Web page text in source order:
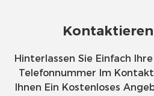
Kontaktieren
Hinterlassen Sie Einfach
Telefonnummer Im
Ihnen Ein Kostenloses